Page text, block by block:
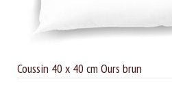
Coussin 40 x 40 cm Ours brun